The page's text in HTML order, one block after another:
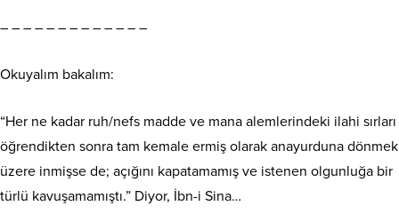
– – – – – – – – – – – – –
Okuyalım bakalım:
“Her ne kadar ruh/nefs madde ve mana alemlerindeki ilahi sırları
öğrendikten sonra tam kemale ermiş olarak anayurduna dönmek
üzere inmişse de; açığını kapatamamış ve istenen olgunluğa bir
türlü kavuşamamıştı.” Diyor, İbn-i Sina…